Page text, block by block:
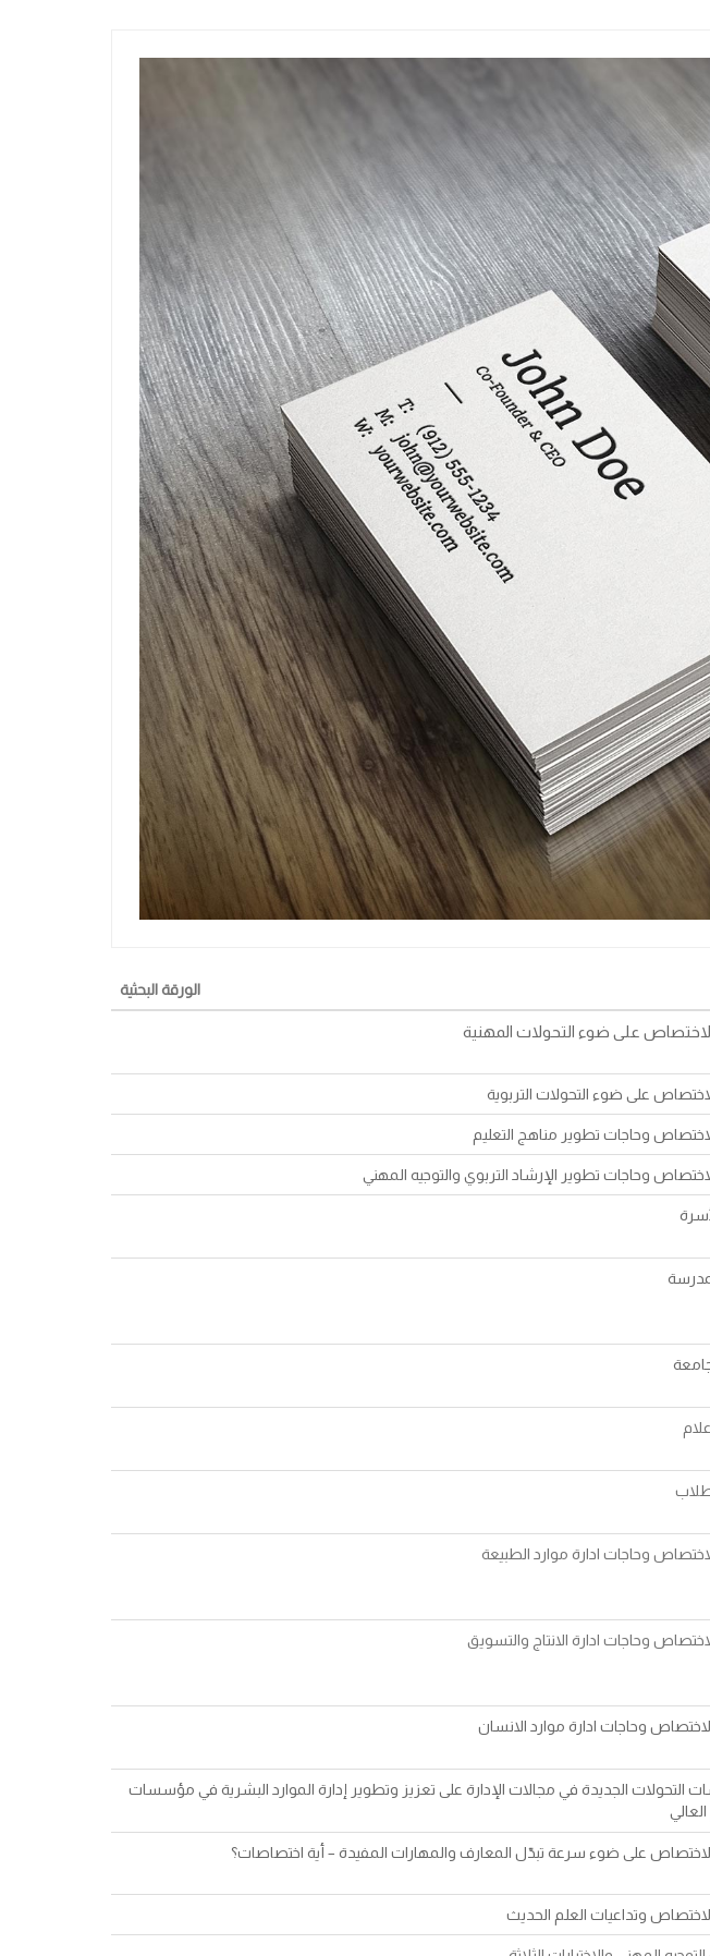
الورقة البحثية
الاختصاص على ضوء التحولات المهنية
الاختصاص على ضوء التحولات التربوية
الاختصاص وحاجات تطوير مناهج التعليم
الاختصاص وحاجات تطوير الإرشاد التربوي والتوجيه المهني
الاختصاص وحاجات ادارة موارد الطبيعة
وحاجات ادارة الانتاج والتسويق
الاختصاص وحاجات ادارة موارد الانسان
التحولات الجديدة في مجالات الإدارة على تعزيز وتطوير إدارة الموارد البشرية في مؤسسات
العالي
الاختصاص على ضوء سرعة تبدّل المعارف والمهارات المفيدة – أية اختصاصات؟
الاختصاص وتداعيات العلم الحديث